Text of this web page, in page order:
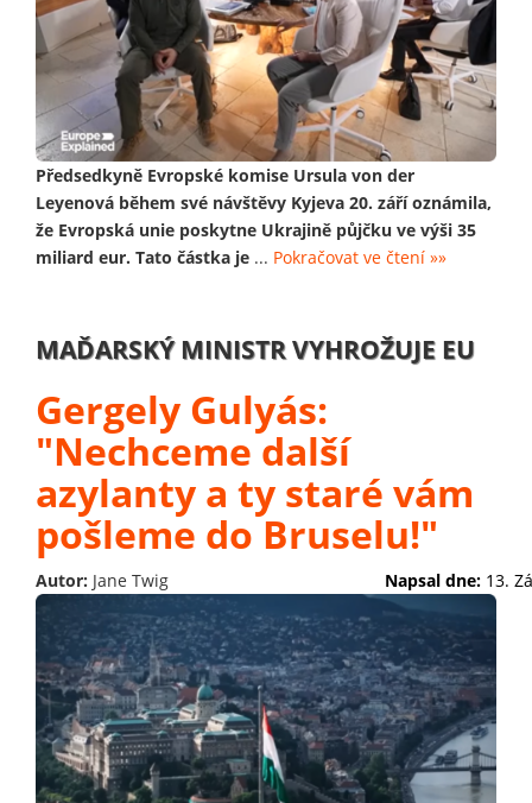
Předsedkyně Evropské komise Ursula von der
Leyenová během své návštěvy Kyjeva 20. září oznámila,
že Evropská unie poskytne Ukrajině půjčku ve výši 35
miliard eur. Tato částka je ... Pokračovat ve čtení »»
MAĎARSKÝ MINISTR VYHROŽUJE EU
Gergely Gulyás:
"Nechceme další
azylanty a ty staré vám
pošleme do Bruselu!"
Autor: Jane Twig Napsal dne: 13.